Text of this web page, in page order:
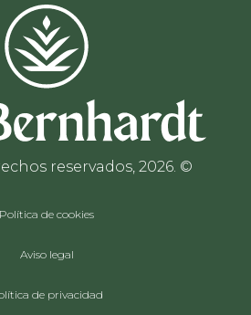
reservados, 2026. ©
Política de cookies
Aviso legal
de privacidad